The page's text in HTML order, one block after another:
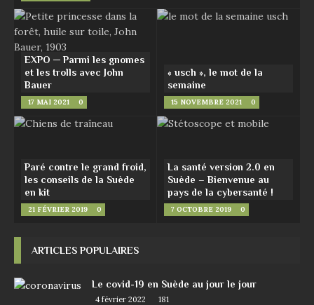
EXPO ─ Parmi les gnomes
et les trolls avec John
Bauer
17 MAI 2021 0
« usch », le mot de la
semaine
15 NOVEMBRE 2021 0
Paré contre le grand froid,
les conseils de la Suède
en kit
21 FÉVRIER 2019 0
La santé version 2.0 en
Suède – Bienvenue au
pays de la cybersanté !
7 OCTOBRE 2019 0
ARTICLES POPULAIRES
Le covid-19 en Suède au jour le jour
4 février 2022 181